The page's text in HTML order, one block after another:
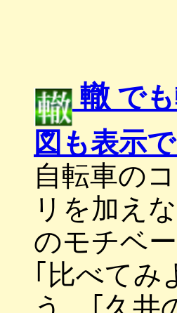
轍 で
図も表示
自転車の
リを加え
のモチベ
｢比べてみ